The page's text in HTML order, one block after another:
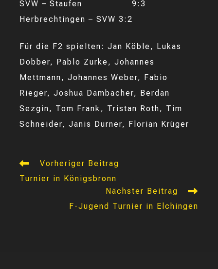
SVW – Staufen 9:3
Herbrechtingen – SVW 3:2
Für die F2 spielten: Jan Köble, Lukas
Döbber, Pablo Zurke, Johannes
Mettmann, Johannes Weber, Fabio
Rieger, Joshua Dambacher, Berdan
Sezgin, Tom Frank, Tristan Roth, Tim
Schneider, Janis Durner, Florian Krüger
Weitere
ansehen
Vorheriger Beitrag
Turnier in Königsbronn
Nächster Beitrag
F-Jugend Turnier in Elchingen